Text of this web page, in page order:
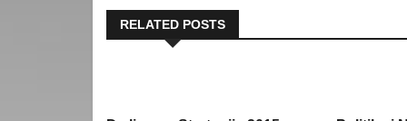
RELATED POSTS